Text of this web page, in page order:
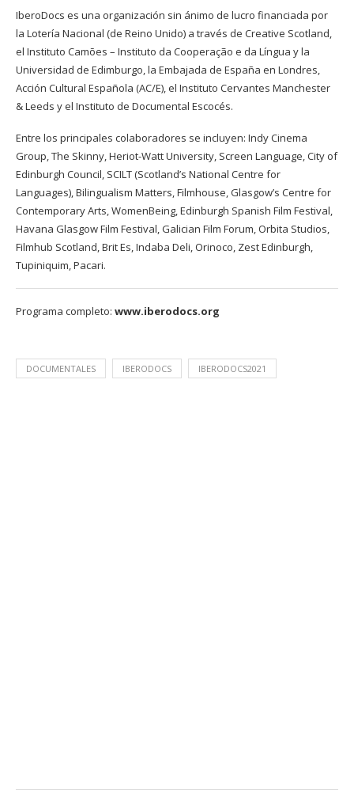
IberoDocs es una organización sin ánimo de lucro financiada por
la Lotería Nacional (de Reino Unido) a través de Creative Scotland,
el Instituto Camões – Instituto da Cooperação e da Língua y la
Universidad de Edimburgo, la Embajada de España en Londres,
Acción Cultural Española (AC/E), el Instituto Cervantes Manchester
& Leeds y el Instituto de Documental Escocés.
Entre los principales colaboradores se incluyen: Indy Cinema
Group, The Skinny, Heriot-Watt University, Screen Language, City of
Edinburgh Council, SCILT (Scotland’s National Centre for
Languages), Bilingualism Matters, Filmhouse, Glasgow’s Centre for
Contemporary Arts, WomenBeing, Edinburgh Spanish Film Festival,
Havana Glasgow Film Festival, Galician Film Forum, Orbita Studios,
Filmhub Scotland, Brit Es, Indaba Deli, Orinoco, Zest Edinburgh,
Tupiniquim, Pacari.
Programa completo: www.iberodocs.org
DOCUMENTALES IBERODOCS IBERODOCS2021